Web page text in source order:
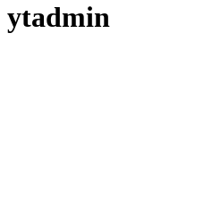
ytadmin